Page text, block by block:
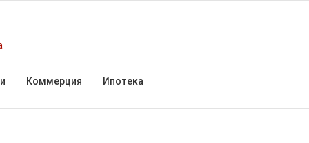
Коммерция Ипотека